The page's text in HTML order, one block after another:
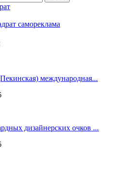
международная...
дизайнерских очков ...